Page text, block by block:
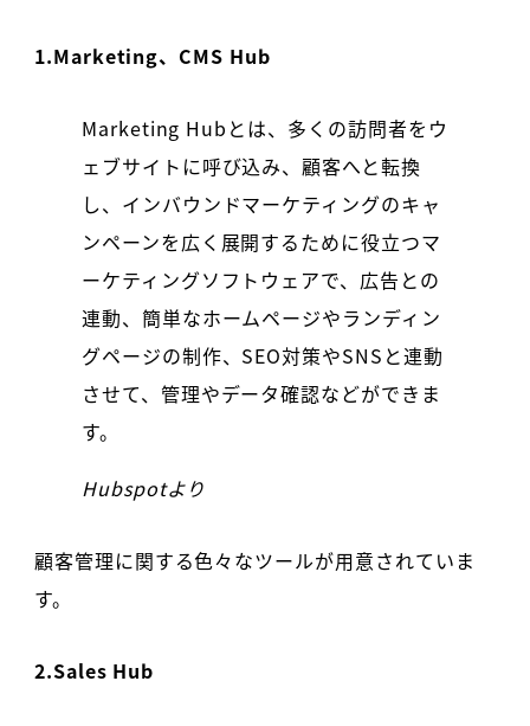
1.Marketing、CMS Hub
Marketing Hubとは、多くの訪問者をウ
ェブサイトに呼び込み、顧客へと転換
し、インバウンドマーケティングのキャ
ンペーンを広く展開するために役立つマ
ーケティングソフトウェアで、広告との
連動、簡単なホームページやランディン
グページの制作、SEO対策やSNSと連動
させて、管理やデータ確認などができま
す。
Hubspotより
顧客管理に関する色々なツールが用意されていま
す。
2.Sales Hub